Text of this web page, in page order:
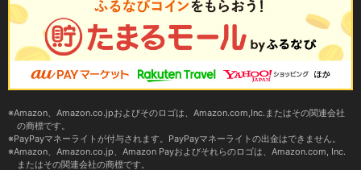
Amazon、Amazon.co.jpおよびそのロゴは、Amazon.com,Inc.またはその関連会社
の商標です。
PayPayマネーライトが付与されます。PayPayマネーライトの出金はできません。
Amazon、Amazon.co.jp、Amazon Payおよびそれらのロゴは、Amazon.com, Inc.
またはその関連会社の商標です。